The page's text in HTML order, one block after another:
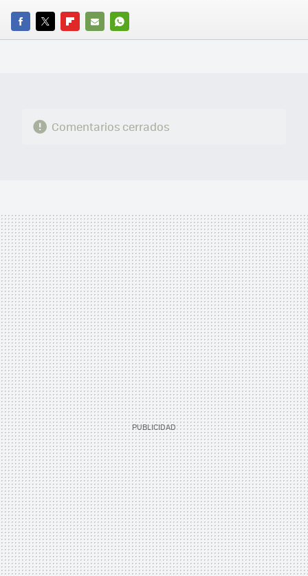
FACEBOOK
TWITTERFLIPBOARD
E-
WHATSAPP
Comentarios cerrados